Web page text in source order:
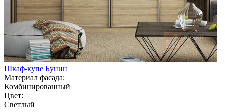
Шкаф-купе Бунин
Материал фасада:
Комбинированный
Цвет:
Светлый